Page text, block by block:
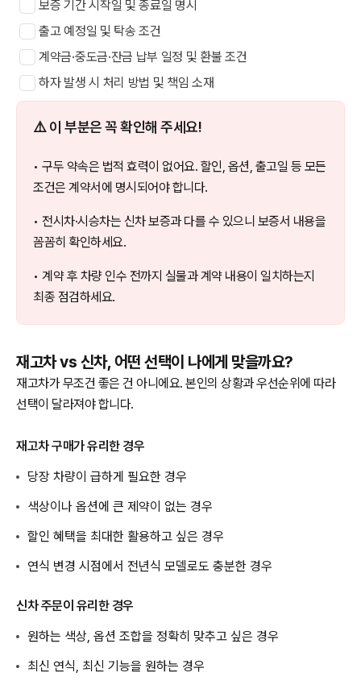
보증 기간 시작일 및 종료일 명시
출고 예정일 및 탁송 조건
계약금·중도금·잔금 납부 일정 및 환불 조건
하자 발생 시 처리 방법 및 책임 소재
⚠️ 이 부분은 꼭 확인해 주세요!
• 구두 약속은 법적 효력이 없어요. 할인, 옵션, 출고일 등 모든
조건은 계약서에 명시되어야 합니다.
• 전시차·시승차는 신차 보증과 다를 수 있으니 보증서 내용을
꼼꼼히 확인하세요.
• 계약 후 차량 인수 전까지 실물과 계약 내용이 일치하는지
최종 점검하세요.
재고차 vs 신차, 어떤 선택이 나에게 맞을까요?
재고차가 무조건 좋은 건 아니에요. 본인의 상황과 우선순위에 따라
선택이 달라져야 합니다.
재고차 구매가 유리한 경우
당장 차량이 급하게 필요한 경우
색상이나 옵션에 큰 제약이 없는 경우
할인 혜택을 최대한 활용하고 싶은 경우
연식 변경 시점에서 전년식 모델로도 충분한 경우
신차 주문이 유리한 경우
원하는 색상, 옵션 조합을 정확히 맞추고 싶은 경우
최신 연식, 최신 기능을 원하는 경우